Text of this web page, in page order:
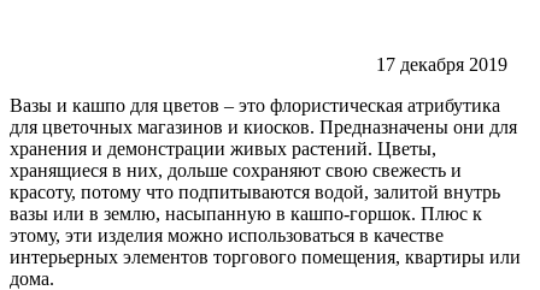
17 декабря 2019
Вазы и кашпо для цветов – это флористическая атрибутика
для цветочных магазинов и киосков. Предназначены они для
хранения и демонстрации живых растений. Цветы,
хранящиеся в них, дольше сохраняют свою свежесть и
красоту, потому что подпитываются водой, залитой внутрь
вазы или в землю, насыпанную в кашпо-горшок. Плюс к
этому, эти изделия можно использоваться в качестве
интерьерных элементов торгового помещения, квартиры или
дома.